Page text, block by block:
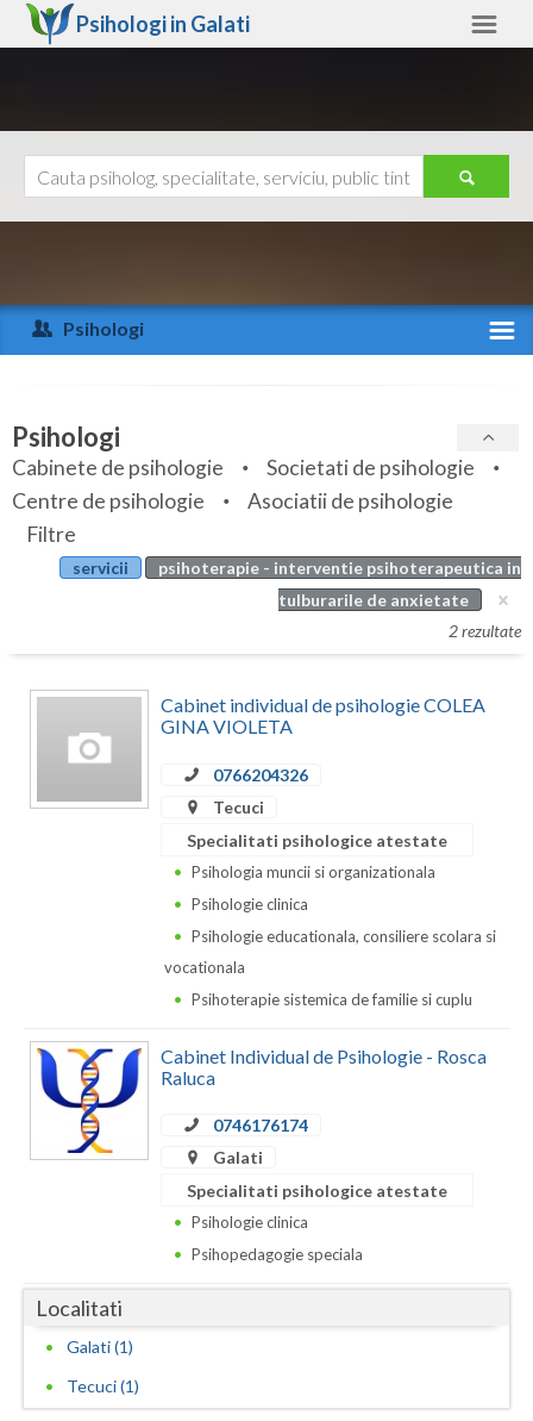
Psihologi in Galati
Arad
Arges
Bihor
Bistrita-Nasaud
Botosani
Bucuresti
Buzau
Dolj
Giurgiu
Hunedoara
Ialomita
Iasi
Ajutor
Psihologi
Specialitati
Servicii
Articole
Evenimente
Psihologi
Cabinete de psihologie
Societati de psihologie
Centre de psihologie
Asociatii de psihologie
Filtre
servicii
psihoterapie - interventie psihoterapeutica in
tulburarile de anxietate
2 rezultate
Cabinet individual de psihologie COLEA
GINA VIOLETA
0766204326
Tecuci
Specialitati psihologice atestate
Psihologia muncii si organizationala
Psihologie clinica
Psihologie educationala, consiliere scolara si
vocationala
Psihoterapie sistemica de familie si cuplu
Cabinet Individual de Psihologie - Rosca
Raluca
0746176174
Galati
Specialitati psihologice atestate
Psihologie clinica
Psihopedagogie speciala
Localitati
Galati (1)
Tecuci (1)